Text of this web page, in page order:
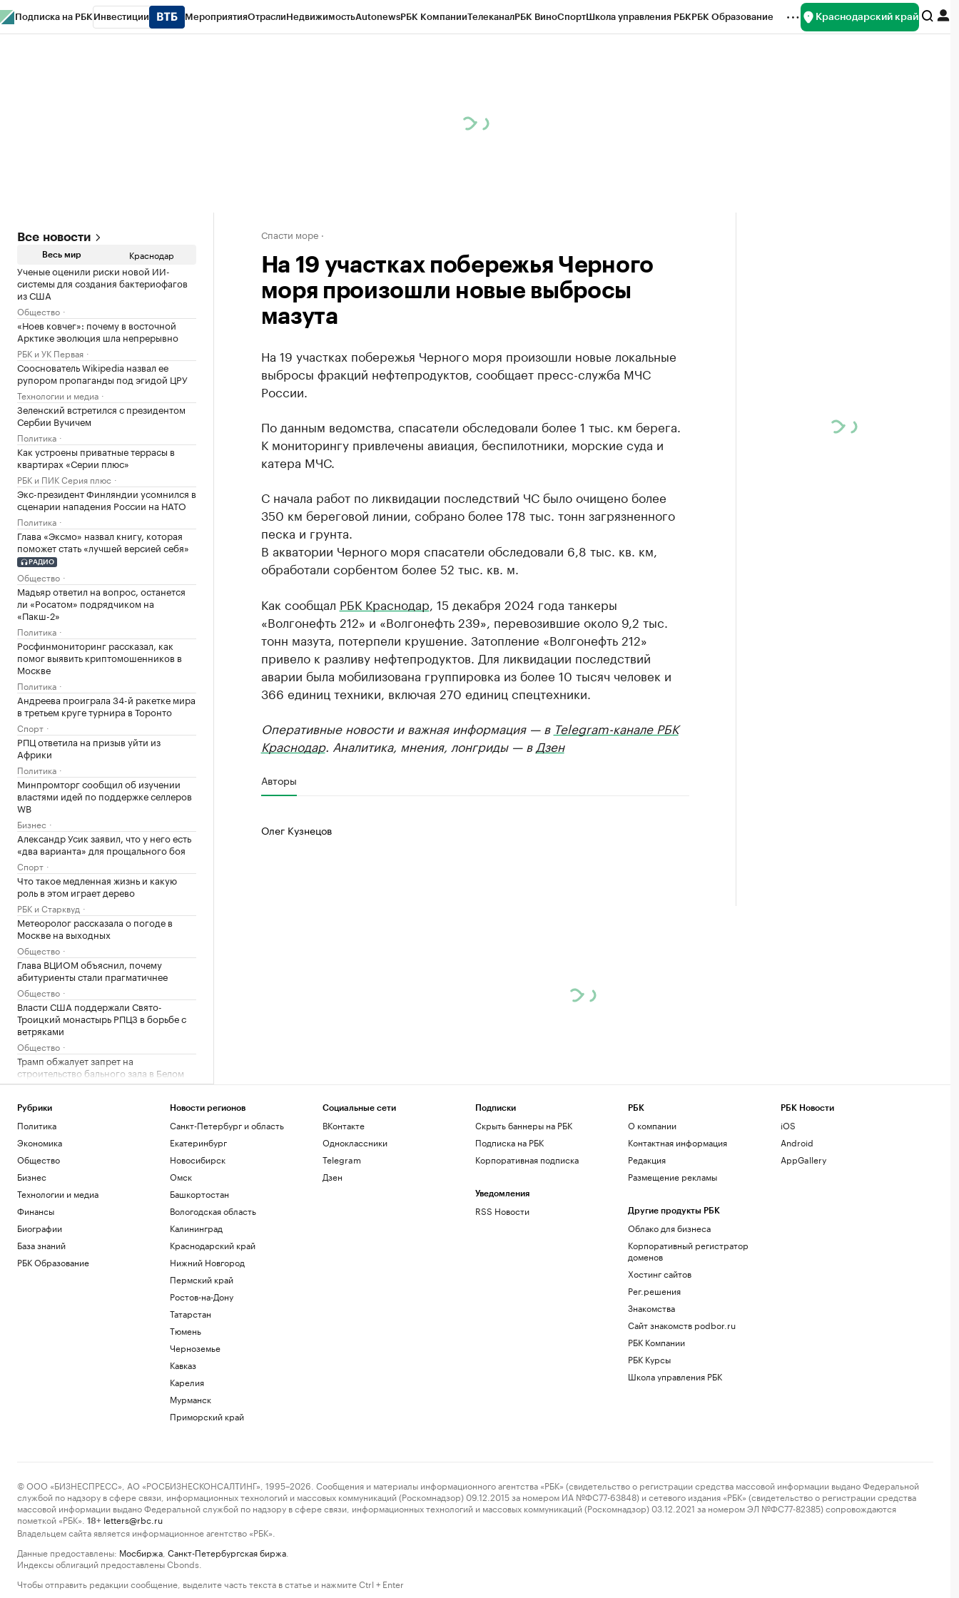
Подписка на РБК Инвестиции МероприятияОтраслиНедвижимостьAutonewsРБК КомпанииТелеканалРБК ВиноСпортШкола управления РБКРБК Образование Краснодарский край
Все новости
Весь мир Краснодар
Ученые оценили риски новой ИИ-
системы для создания бактериофагов
из США
Общество
«Ноев ковчег»: почему в восточной
Арктике эволюция шла непрерывно
РБК и УК Первая
Сооснователь Wikipedia назвал ее
рупором пропаганды под эгидой ЦРУ
Технологии и медиа
Зеленский встретился с президентом
Сербии Вучичем
Политика
Как устроены приватные террасы в
квартирах «Серии плюс»
РБК и ПИК Серия плюс
Экс-президент Финляндии усомнился в
сценарии нападения России на НАТО
Политика
Глава «Эксмо» назвал книгу, которая
поможет стать «лучшей версией себя»
РАДИО
Общество
Мадьяр ответил на вопрос, останется
ли «Росатом» подрядчиком на
«Пакш-2»
Политика
Росфинмониторинг рассказал, как
помог выявить криптомошенников в
Москве
Политика
Андреева проиграла 34-й ракетке мира
в третьем круге турнира в Торонто
Спорт
РПЦ ответила на призыв уйти из
Африки
Политика
Минпромторг сообщил об изучении
властями идей по поддержке селлеров
WB
Бизнес
Александр Усик заявил, что у него есть
«два варианта» для прощального боя
Спорт
Что такое медленная жизнь и какую
роль в этом играет дерево
РБК и Старквуд
Метеоролог рассказала о погоде в
Москве на выходных
Общество
Глава ВЦИОМ объяснил, почему
абитуриенты стали прагматичнее
Общество
Власти США поддержали Свято-
Троицкий монастырь РПЦЗ в борьбе с
ветряками
Общество
Трамп обжалует запрет на
строительство бального зала в Белом
доме
Как выглядит портрет абитуриента в
2026 году. Видео РБК
Общество
В США рассказали, как помогли
снарядам из Сербии попасть на
Украину
Политика
Спасти море
На 19 участках побережья Черного
моря произошли новые выбросы
мазута
На 19 участках побережья Черного моря произошли новые локальные
выбросы фракций нефтепродуктов, сообщает пресс-служба МЧС
России.
По данным ведомства, спасатели обследовали более 1 тыс. км берега.
К мониторингу привлечены авиация, беспилотники, морские суда и
катера МЧС.
С начала работ по ликвидации последствий ЧС было очищено более
350 км береговой линии, собрано более 178 тыс. тонн загрязненного
песка и грунта.
В акватории Черного моря спасатели обследовали 6,8 тыс. кв. км,
обработали сорбентом более 52 тыс. кв. м.
Как сообщал РБК Краснодар , 15 декабря 2024 года танкеры
«Волгонефть 212» и «Волгонефть 239», перевозившие около 9,2 тыс.
тонн мазута, потерпели крушение. Затопление «Волгонефть 212»
привело к разливу нефтепродуктов. Для ликвидации последствий
аварии была мобилизована группировка из более 10 тысяч человек и
366 единиц техники, включая 270 единиц спецтехники.
Оперативные новости и важная информация — в Telegram-канале РБК
Краснодар. Аналитика, мнения, лонгриды — в Дзен
Авторы
Олег Кузнецов
Рубрики
Политика
Экономика
Общество
Бизнес
Технологии и медиа
Финансы
Биографии
База знаний
РБК Образование
Новости регионов
Санкт-Петербург и область
Екатеринбург
Новосибирск
Омск
Башкортостан
Вологодская область
Калининград
Краснодарский край
Нижний Новгород
Пермский край
Ростов-на-Дону
Татарстан
Тюмень
Черноземье
Кавказ
Карелия
Мурманск
Приморский край
Социальные сети
ВКонтакте
Одноклассники
Telegram
Дзен
Подписки
Скрыть баннеры на РБК
Подписка на РБК
Корпоративная подписка
Уведомления
RSS Новости
РБК
О компании
Контактная информация
Редакция
Размещение рекламы
Другие продукты РБК
Облако для бизнеса
Корпоративный регистратор
доменов
Хостинг сайтов
Рег.решения
Знакомства
Сайт знакомств podbor.ru
РБК Компании
РБК Курсы
Школа управления РБК
РБК Новости
iOS
Android
AppGallery
© ООО «БИЗНЕСПРЕСС», АО «РОСБИЗНЕСКОНСАЛТИНГ», 1995–2026. Сообщения и материалы информационного агентства «РБК» (свидетельство о регистрации средства массовой информации выдано Федеральной
службой по надзору в сфере связи, информационных технологий и массовых коммуникаций (Роскомнадзор) 09.12.2015 за номером ИА №ФС77-63848) и сетевого издания «РБК» (свидетельство о регистрации средства
массовой информации выдано Федеральной службой по надзору в сфере связи, информационных технологий и массовых коммуникаций (Роскомнадзор) 03.12.2021 за номером ЭЛ №ФС77-82385) сопровождаются
пометкой «РБК».
18+ letters@rbc.ru
Владельцем сайта является информационное агентство «РБК».
Данные предоставлены: Мосбиржа Санкт-Петербургская биржа
Индексы облигаций предоставлены Cbonds.
Чтобы отправить редакции сообщение, выделите часть текста в статье и нажмите Ctrl + Enter